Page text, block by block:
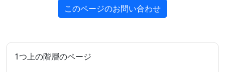
このページのお問い合わせ
1つ上の階層のページ